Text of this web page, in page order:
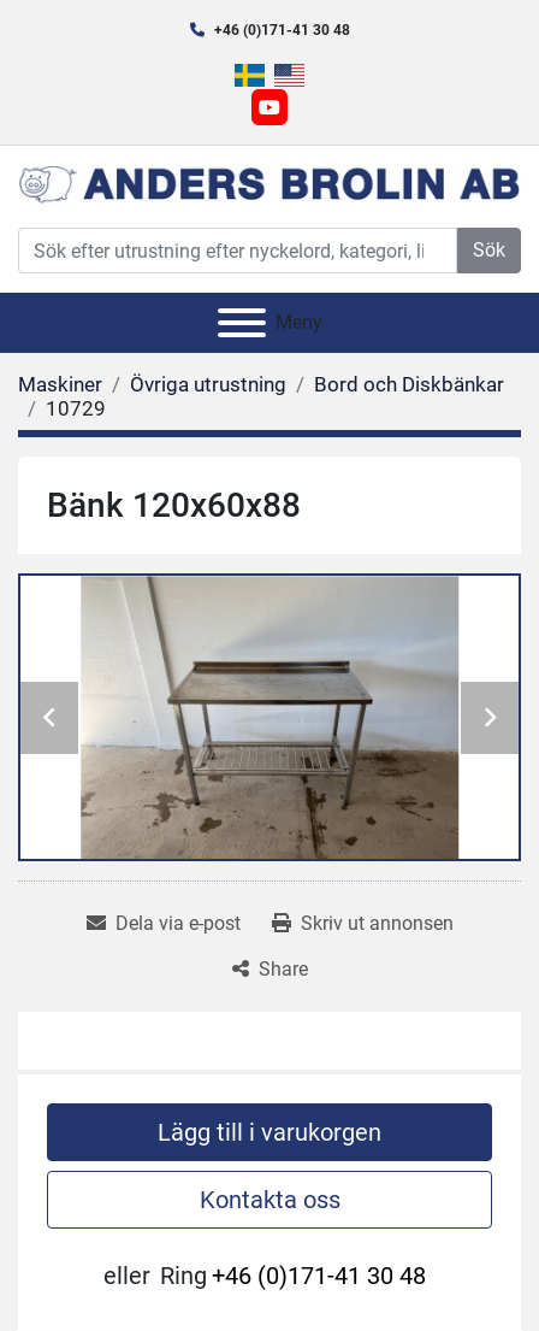
+46 (0)171-41 30 48
youtube
Sök
Meny
Maskiner Övriga utrustning
Bord och Diskbänkar
10729
Bänk 120x60x88
Dela via e-post
Skriv ut annonsen
Share
Lägg till i varukorgen
Kontakta oss
eller Ring +46 (0)171-41 30 48